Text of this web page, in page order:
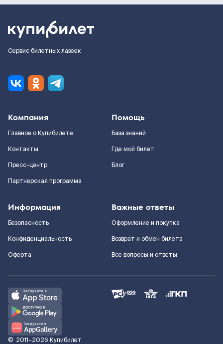
Сервис билетных лазеек
Компания
Главное о Купибилете
Контакты
Пресс-центр
Партнерская программа
Помощь
База знаний
Где мой билет
Блог
Информация
Безопасность
Конфиденциальность
Оферта
Важные ответы
Оформление и покупка
Возврат и обмен билета
Все вопросы и ответы
© 2011–2026 Купибилет